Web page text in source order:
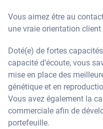
Vous aimez être au
une vraie orientation client
Doté(e) de fortes
capacité d’écoute, vous
mise en place des
génétique et en
Vous avez également la
commerciale afin de
portefeuille.